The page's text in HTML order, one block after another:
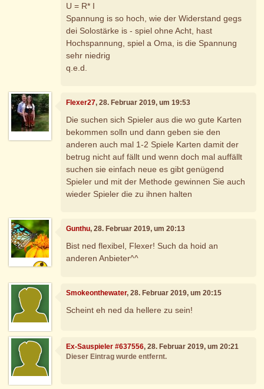
U = R* I
Spannung is so hoch, wie der Widerstand gegs
dei Solostärke is - spiel ohne Acht, hast
Hochspannung, spiel a Oma, is die Spannung
sehr niedrig
q.e.d.
Flexer27, 28. Februar 2019, um 19:53
Die suchen sich Spieler aus die wo gute Karten
bekommen solln und dann geben sie den
anderen auch mal 1-2 Spiele Karten damit der
betrug nicht auf fällt und wenn doch mal auffällt
suchen sie einfach neue es gibt genügend
Spieler und mit der Methode gewinnen Sie auch
wieder Spieler die zu ihnen halten
Gunthu, 28. Februar 2019, um 20:13
Bist ned flexibel, Flexer! Such da hoid an
anderen Anbieter^^
Smokeonthewater, 28. Februar 2019, um 20:15
Scheint eh ned da hellere zu sein!
Ex-Sauspieler #637556, 28. Februar 2019, um 20:21
Dieser Eintrag wurde entfernt.